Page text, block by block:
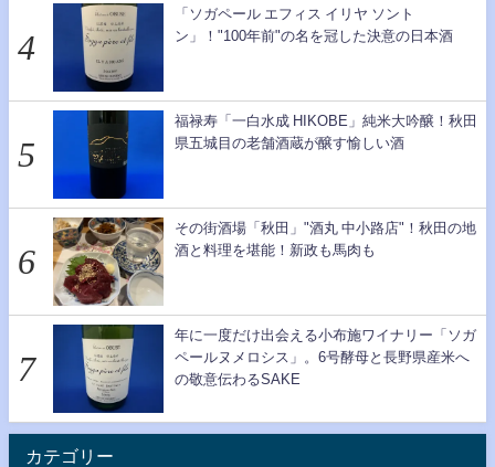
「ソガペール エフィス イリヤ ソント
ン」！"100年前"の名を冠した決意の日本酒
福禄寿「一白水成 HIKOBE」純米大吟醸！秋田
県五城目の老舗酒蔵が醸す愉しい酒
その街酒場「秋田」"酒丸 中小路店"！秋田の地
酒と料理を堪能！新政も馬肉も
年に一度だけ出会える小布施ワイナリー「ソガ
ペールヌメロシス」。6号酵母と長野県産米へ
の敬意伝わるSAKE
カテゴリー